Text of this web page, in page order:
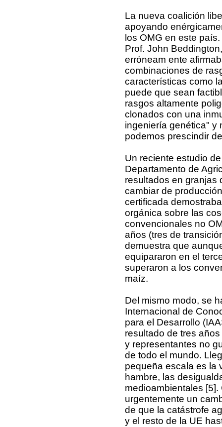
La nueva coalición
apoyando
los OMG en este
Prof. John
erróneam ente
combinaciones de
características como
puede que sean
rasgos altamente
clonados con una
ingeniería genética" y
podemos prescindir
Un reciente estudio
Departamento de
resultados en granjas
cambiar de
certificada
orgánica sobre las
convencionales no
años (tres de
demuestra que
equipararon en el
superaron a los
maíz.
Del mismo modo, se
Internacional de
para el Desarrollo
resultado de tres
y representantes no
de todo el mundo.
pequeña escala es la
hambre, las
medioambientales
urgentemente un
de que la catástrofe
y el resto de la UE